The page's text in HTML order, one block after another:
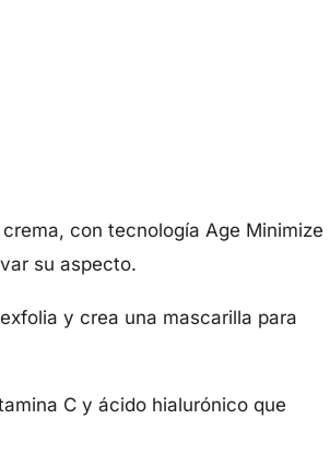
con tecnología Age Minimize
su aspecto.
y crea una mascarilla para
C y ácido hialurónico que